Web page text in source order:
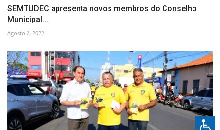
SEMTUDEC apresenta novos membros do Conselho
Municipal...
Agosto 2, 2022